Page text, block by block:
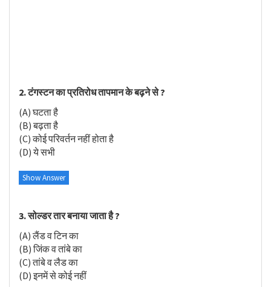
2. टंगस्टन का प्रतिरोध तापमान के बढ़ने से ?
(A) घटता है
(B) बढ़ता है
(C) कोई परिवर्तन नहीं होता है
(D) ये सभी
Show Answer
3. सोल्डर तार बनाया जाता है ?
(A) लैंड व टिन का
(B) जिंक व तांबे का
(C) तांबे व लैड का
(D) इनमें से कोई नहीं